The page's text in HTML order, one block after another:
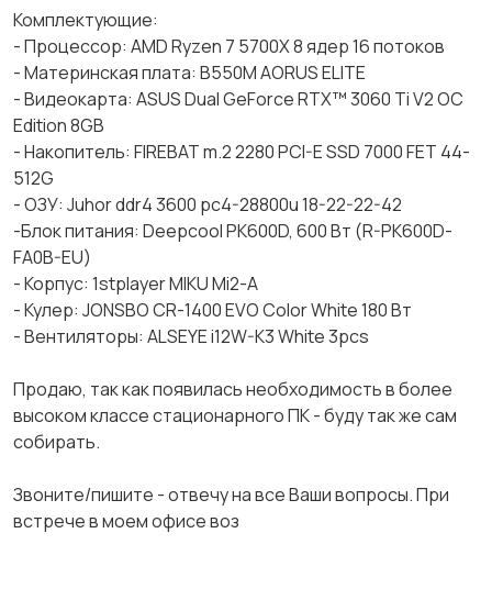
Комплектующие:
- Процессор: АМD Ryzеn 7 5700X 8 ядер 16 потоков
- Материнская плата: B550M AORUS ELITE
- Видеокарта: ASUS Dual GeForce RTX™ 3060 Ti V2 OC
Edition 8GB
- Накопитель: FIREBAT m.2 2280 PCI-E SSD 7000 FET 44-
512G
- ОЗУ: Juhor ddr4 3600 pc4-28800u 18-22-22-42
-Блок питания: Deepcool PK600D, 600 Вт (R-PK600D-
FA0B-EU)
- Корпус: 1stplayer MIKU Mi2-A
- Кулер: JONSBO CR-1400 EVO Color White 180 Вт
- Вентиляторы: ALSEYE i12W-K3 White 3pcs
Продаю, так как появилась необходимость в более
высоком классе стационарного ПК - буду так же сам
собирать.
Звоните/пишите - отвечу на все Ваши вопросы. При
встрече в моем офисе воз